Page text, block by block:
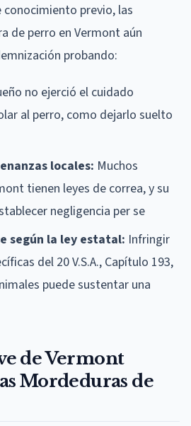
conocimiento previo, las
de perro en Vermont aún
probando:
no ejerció el cuidado
al perro, como dejarlo suelto
locales: Muchos
tienen leyes de correa, y su
negligencia per se
según la ley estatal: Infringir
del 20 V.S.A., Capítulo 193,
puede sustentar una
de Vermont
Mordeduras de